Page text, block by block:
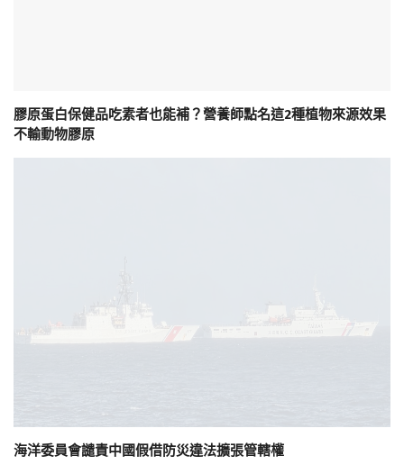
膠原蛋白保健品吃素者也能補？營養師點名這2種植物來源效果
不輸動物膠原
海洋委員會譴責中國假借防災違法擴張管轄權